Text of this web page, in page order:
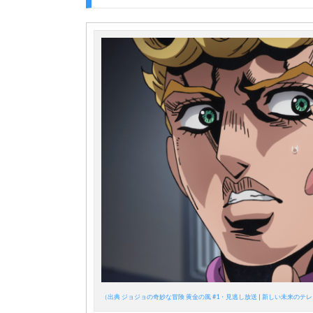
（出典 ジョジョの奇妙な冒険 黄金の風 #1・見逃し放送 | 新しい未来のテ